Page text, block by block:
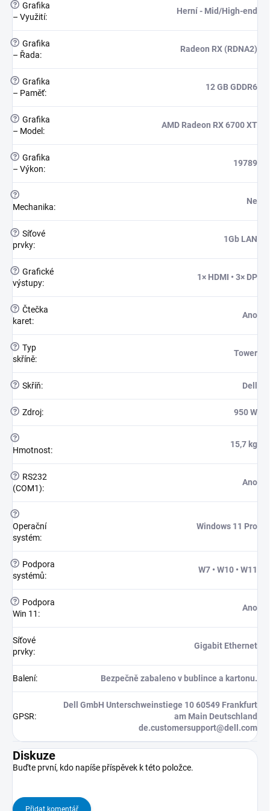
? Grafika
– Využití:
Herní - Mid/High-end
? Grafika
– Řada:
Radeon RX (RDNA2)
? Grafika
– Paměť:
12 GB GDDR6
? Grafika
– Model :
AMD Radeon RX 6700 XT
? Grafika
– Výkon:
19789
?
Mechanika:
Ne
? Síťové
prvky:
1Gb LAN
? Grafické
výstupy:
1× HDMI • 3× DP
? Čtečka
karet:
Ano
? Typ
skříně:
Tower
? Skříň: Dell
? Zdroj: 950 W
?
Hmotnost:
15,7 kg
?
RS232
(COM1):
Ano
?
Operační
systém:
Windows 11 Pro
?
Podpora
systémů:
W7 • W10 • W11
?
Podpora
Win 11 :
Ano
Síťové
prvky:
Gigabit Ethernet
Balení: Bezpečně zabaleno v bublince a kartonu.
GPSR:
Dell GmbH Unterschweinstiege 10 60549 Frankfurt
am Main Deutschland
de.customersupport@dell.com
Diskuze
Buďte první, kdo napíše příspěvek k této položce.
Přidat komentář